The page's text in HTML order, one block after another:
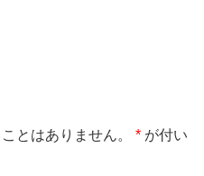
とはありません。 * が付い